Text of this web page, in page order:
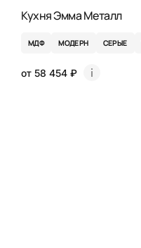
Кухня Эмма Металл
МДФ МОДЕРН СЕРЫЕ
от 58 454 ₽